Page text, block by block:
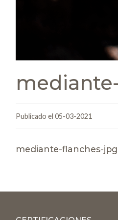
Publicado el 05-03-2021
mediante-flanches-